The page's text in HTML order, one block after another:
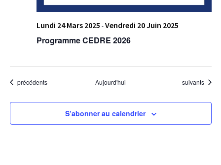
Lundi 24 Mars 2025 -Vendredi 20 Juin 2025
Programme CEDRE 2026
Évènements
précédents Aujourd'hui Évènements
suivants
S’abonner au calendrier